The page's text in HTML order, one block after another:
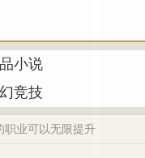
小说
竞技
职业可以无限提升